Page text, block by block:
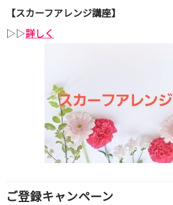
【スカーフアレンジ講座】
▷▷詳しく
ご登録キャンペーン